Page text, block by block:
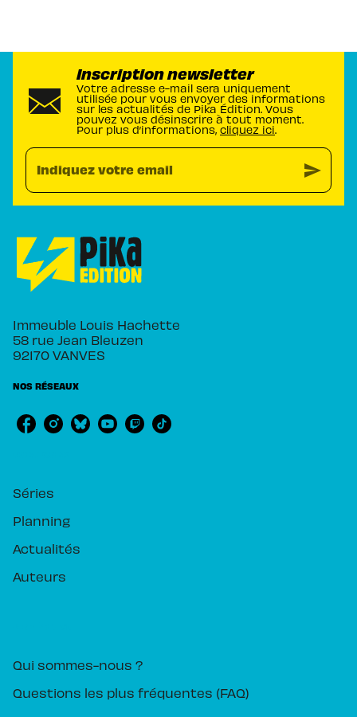
Inscription newsletter
Votre adresse e-mail sera uniquement
utilisée pour vous envoyer des informations
sur les actualités de Pika Édition. Vous
pouvez vous désinscrire à tout moment.
Pour plus d’informations, cliquez ici.
Indiquez votre email send
Immeuble Louis Hachette
58 rue Jean Bleuzen
92170 VANVES
NOS RÉSEAUX
Séries
Planning
Actualités
Auteurs
Qui sommes-nous ?
Questions les plus fréquentes (FAQ)